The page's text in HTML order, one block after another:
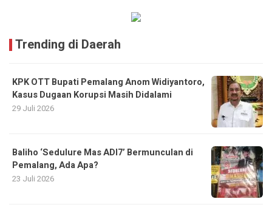
Trending di Daerah
KPK OTT Bupati Pemalang Anom Widiyantoro,
Kasus Dugaan Korupsi Masih Didalami
29 Juli 2026
Baliho ‘Sedulure Mas ADI7’ Bermunculan di
Pemalang, Ada Apa?
23 Juli 2026